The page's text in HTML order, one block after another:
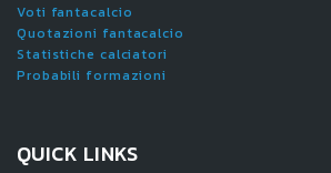
Voti fantacalcio
Quotazioni fantacalcio
Statistiche calciatori
Probabili formazioni
QUICK LINKS